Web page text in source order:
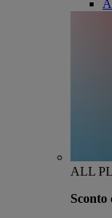
ALL